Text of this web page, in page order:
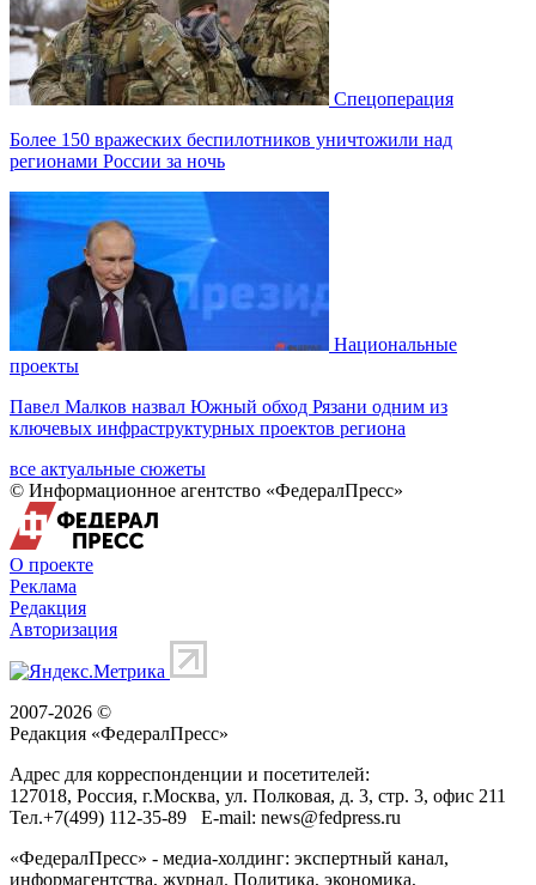
Спецоперация
Более 150 вражеских беспилотников уничтожили над
регионами России за ночь
Национальные
проекты
Павел Малков назвал Южный обход Рязани одним из
ключевых инфраструктурных проектов региона
все актуальные сюжеты
© Информационное агентство «ФедералПресс»
О проекте
Реклама
Редакция
Авторизация
2007-2026 ©
Редакция «ФедералПресс»
Адрес для корреспонденции и посетителей:
127018, Россия, г.Москва, ул. Полковая, д. 3, стр. 3, офис 211
Тел.+7(499) 112-35-89 E-mail: news@fedpress.ru
«ФедералПресс» - медиа-холдинг: экспертный канал,
информагентства, журнал. Политика, экономика,